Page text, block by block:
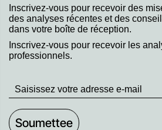
Inscrivez-vous pour recevoir des
des analyses récentes et des
dans votre boîte de réception.
Inscrivez-vous pour recevoir les
professionnels.
Stay
up
to
Date